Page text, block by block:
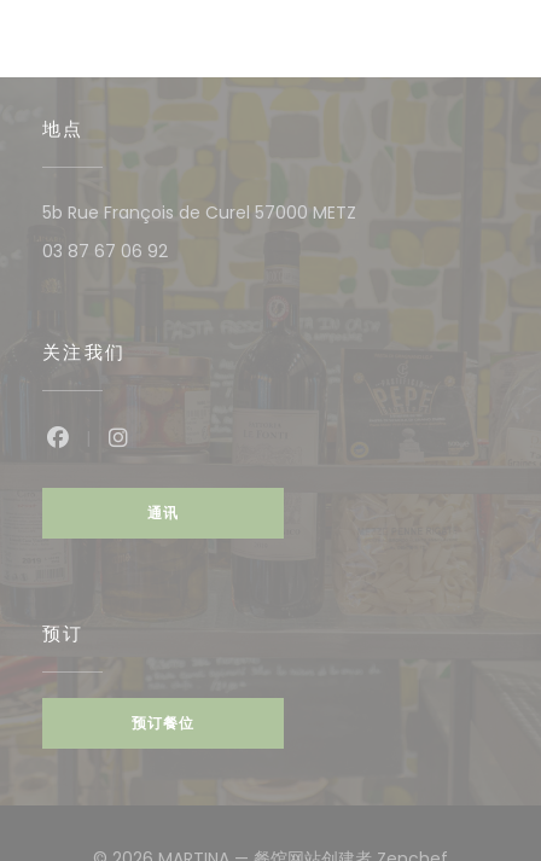
地点
5b Rue François de Curel 57000 METZ
03 87 67 06 92
关注我们
Facebook ((在新窗口中打开))
通讯
预订
预订餐位